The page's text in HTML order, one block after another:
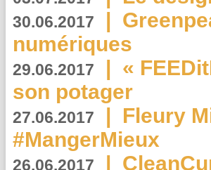
30.06.2017 |
numériques
29.06.2017 | «
son potager
27.06.2017 | Fleury
#MangerMieux
26.06.2017 |